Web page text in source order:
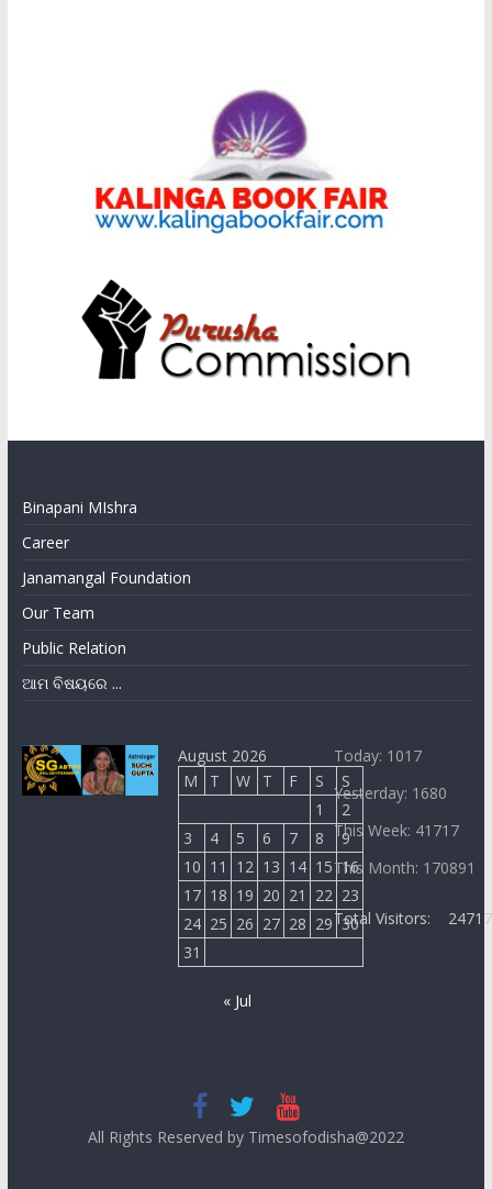
Binapani MIshra
Career
Janamangal Foundation
Our Team
Public Relation
ଆମ ବିଷୟରେ ...
August 2026
M
T W T F S
S
1
2
3
4 5 6 7 8
9
10 11 12 13 14 15 16
17 18 19 20 21 22 23
24 25 26 27 28 29 30
31
« Jul
Today: 1017
Yesterday: 1680
This Week: 41717
This Month: 170891
Total Visitors:
All Rights Reserved by Timesofodisha@2022